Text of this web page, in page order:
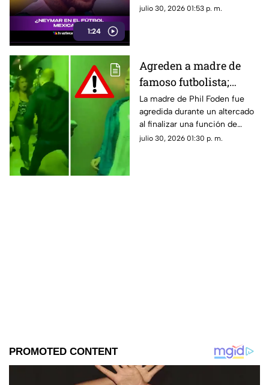
1:24
que ilusionó a miles de
julio 30, 2026 01:53 p. m.
Agreden a madre de
famoso futbolista;
filtran VIDEO del
momento EXACTO
La madre de Phil Foden fue
agredida durante un altercado
al finalizar una función de
boxeo. El momento quedó
julio 30, 2026 01:30 p. m.